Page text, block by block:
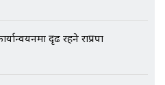
दृढ रहने राप्रपा